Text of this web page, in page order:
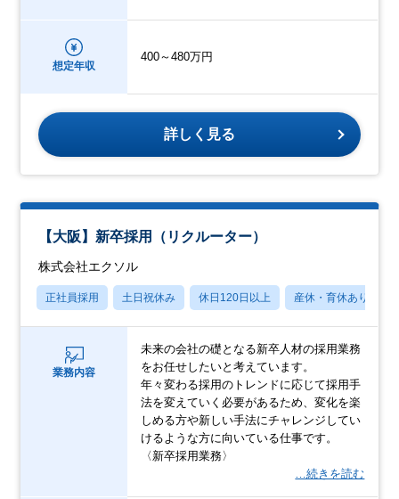
想定年収
400～480万円
詳しく見る
【大阪】新卒採用（リクルーター）
株式会社エクソル
正社員採用 土日祝休み 休日120日以上 産休・育休あり
業務内容
未来の会社の礎となる新卒人材の採用業務
をお任せしたいと考えています。
年々変わる採用のトレンドに応じて採用手
法を変えていく必要があるため、変化を楽
しめる方や新しい手法にチャレンジしてい
けるような方に向いている仕事です。
〈新卒採用業務〉
…続きを読む